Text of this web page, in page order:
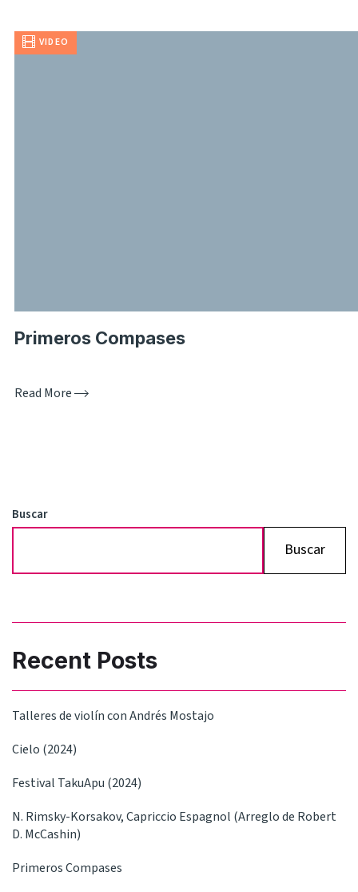
VIDEO
Primeros Compases
Read More
Buscar
Buscar
Recent Posts
Talleres de violín con Andrés Mostajo
Cielo (2024)
Festival TakuApu (2024)
N. Rimsky-Korsakov, Capriccio Espagnol (Arreglo de Robert
D. McCashin)
Primeros Compases